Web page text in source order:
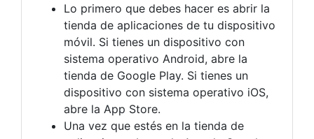
Lo primero que debes hacer es abrir la
tienda de aplicaciones de tu dispositivo
móvil. Si tienes un dispositivo con
sistema operativo Android, abre la
tienda de Google Play. Si tienes un
dispositivo con sistema operativo iOS,
abre la App Store.
Una vez que estés en la tienda de